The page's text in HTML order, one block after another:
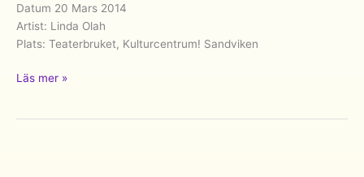
Datum 20 Mars 2014
Artist: Linda Olah
Plats: Teaterbruket, Kulturcentrum! Sandviken
Linda
Läs mer »